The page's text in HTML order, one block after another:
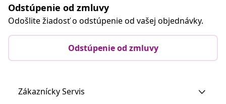
Odstúpenie od zmluvy
Odošlite žiadosť o odstúpenie od vašej objednávky.
Odstúpenie od zmluvy
Zákaznícky Servis